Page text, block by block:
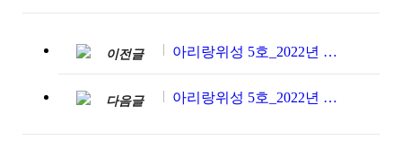
이전글 아리랑위성 5호_2022년 9월~10월
아리랑위성 5호_2022년 5월~6월
다음글